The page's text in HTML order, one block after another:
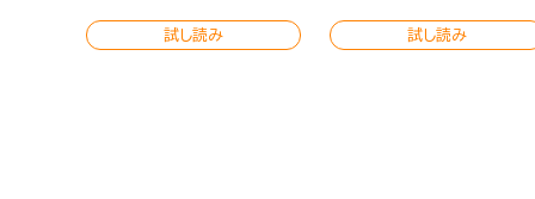
試し読み 試し読み